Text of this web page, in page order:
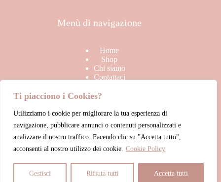
Ti piacciono i Cookies?
Utilizziamo i cookie per migliorare la tua esperienza di
navigazione, pubblicare annunci o contenuti personalizzati e
analizzare il nostro traffico. Facendo clic su "Accetta tutto",
acconsenti al nostro utilizzo dei cookie. Cookie Policy
Gestisci Rifiuta tutti Accetta tutti
Menù di navigazione
Home
Shop
Chi siamo
Contattaci
Link Utili
Termini & Condizioni di vendita
Privacy Policy
Cookie Policy